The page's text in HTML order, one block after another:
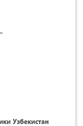
Узбекистан